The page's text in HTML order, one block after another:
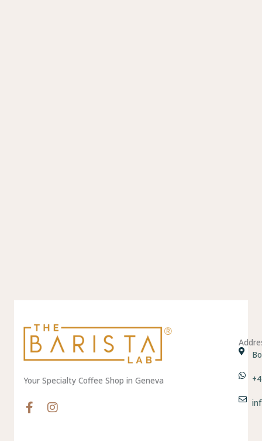
Your Specialty Coffee Shop in Geneva
F
a
I